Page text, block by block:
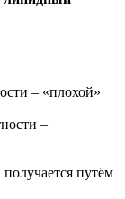
– «плохой»
–
путём